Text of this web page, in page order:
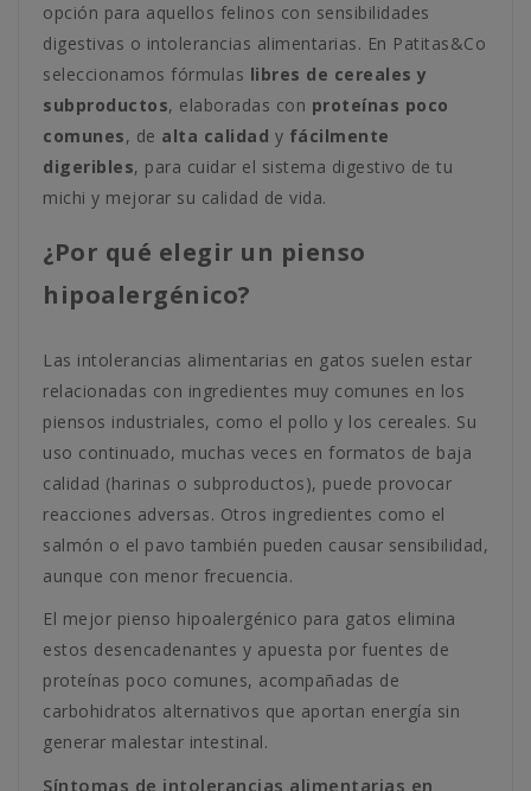
opción para aquellos felinos con sensibilidades
digestivas o intolerancias alimentarias. En Patitas&Co
seleccionamos fórmulas libres de cereales y
subproductos, elaboradas con proteínas poco
comunes, de alta calidad y fácilmente
digeribles, para cuidar el sistema digestivo de tu
michi y mejorar su calidad de vida.
¿Por qué elegir un pienso
hipoalergénico?
Las intolerancias alimentarias en gatos suelen estar
relacionadas con ingredientes muy comunes en los
piensos industriales, como el pollo y los cereales. Su
uso continuado, muchas veces en formatos de baja
calidad (harinas o subproductos), puede provocar
reacciones adversas. Otros ingredientes como el
salmón o el pavo también pueden causar sensibilidad,
aunque con menor frecuencia.
El mejor pienso hipoalergénico para gatos elimina
estos desencadenantes y apuesta por fuentes de
proteínas poco comunes, acompañadas de
carbohidratos alternativos que aportan energía sin
generar malestar intestinal.
Síntomas de intolerancias alimentarias en